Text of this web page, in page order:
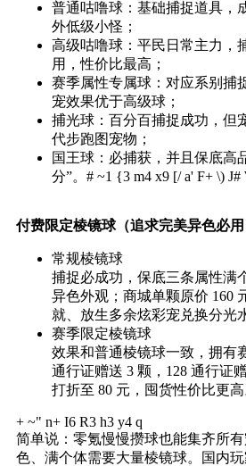
普通咕噜球：基础捕捉道具，
外低级小怪；
高级咕噜球：平民日常主力，
用，性价比最高；
赛季属性专属球：对应系别捕
宠效果优于高级球；
捕光球：百分百捕捉成功，但
代步跑图宠物；
国王球：必捕获，并且保底高
分”。 # ~1 {3 m4 x9 [/ a' F+ \) J#
付费限定棱镜球（追求完美异色必用
常规棱镜球
捕捉必成功，保底三条属性满
异色外观；商城单颗原价 160
就、放生多余炫彩宠兑换分光
赛季限定棱镜球
效果和普通棱镜球一致，拥有
通行证赠送 3 颗，128 通行证
打折至 80 元，囤货性价比更高
+ ~" n+ I6 R3 h3 y4 q
简单说：零氪慢慢攒球也能集齐所
色、满个体需要大量棱镜球。国内